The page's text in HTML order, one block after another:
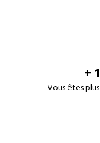
+
Vous êtes